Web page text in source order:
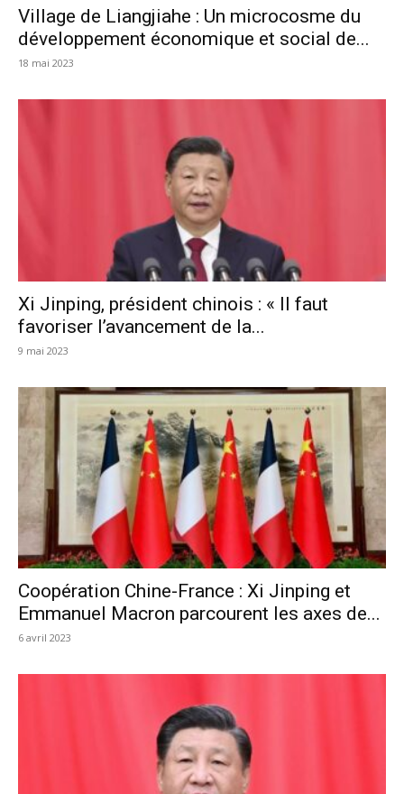
Village de Liangjiahe : Un microcosme du
développement économique et social de...
18 mai 2023
Xi Jinping, président chinois : « Il faut
favoriser l’avancement de la...
9 mai 2023
Coopération Chine-France : Xi Jinping et
Emmanuel Macron parcourent les axes de...
6 avril 2023